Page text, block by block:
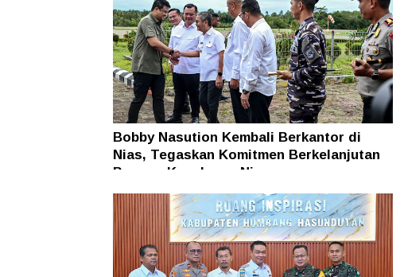
Bobby Nasution Kembali Berkantor di
Nias, Tegaskan Komitmen Berkelanjutan
Bangun Kepulauan Nias